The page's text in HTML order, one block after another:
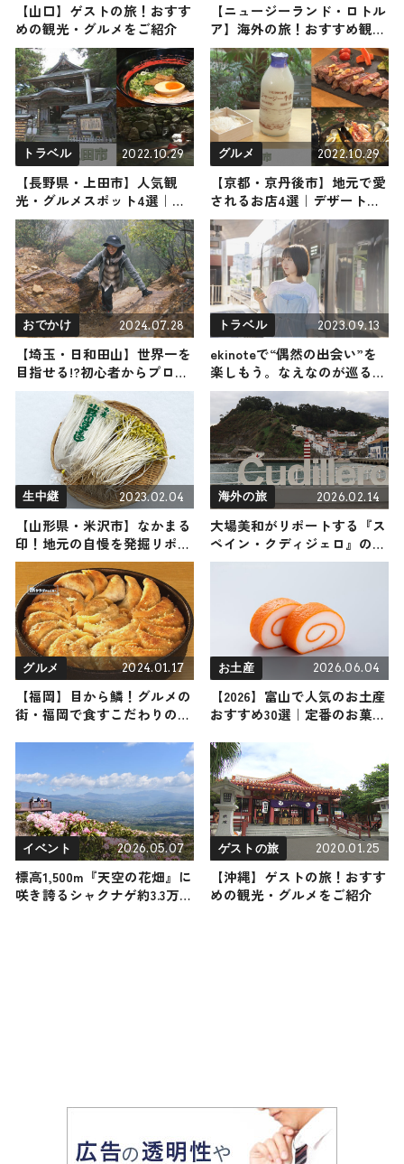
【山口】ゲストの旅！おすす
めの観光・グルメをご紹介
【ニュージーランド・ロトル
ア】海外の旅！おすすめ観光
スポットやグルメをリポート
2024年8月24日放送
トラベル 2022.10.29
【長野県・上田市】人気観
光・グルメスポット4選｜東
京へのアクセスも抜群！上田
市満喫プラン紹介
グルメ 2022.10.29
【京都・京丹後市】地元で愛
されるお店4選｜デザートか
らご褒美メニューまでご紹介
おでかけ 2024.07.28
【埼玉・日和田山】世界一を
目指せる!?初心者からプロま
で楽しめる絶景低山（登山で
頂きメシ！コラボ企画）
トラベル 2023.09.13
ekinoteで“偶然の出会い”を
楽しもう。なえなのが巡る広
島電鉄の旅
生中継 2023.02.04
【山形県・米沢市】なかまる
印！地元の自慢を発掘リポー
ト
海外の旅 2026.02.14
大場美和がリポートする『ス
ペイン・クディジェロ』の
旅！おすすめ観光スポットや
グルメ 2024.01.17
【福岡】目から鱗！グルメの
街・福岡で食すこだわりの逸
お土産 2026.06.04
【2026】富山で人気のお土産
おすすめ30選｜定番のお菓子
土産・雑貨まで幅広く紹介
イベント 2026.05.07
標高1,500m『天空の花畑』に
咲き誇るシャクナゲ約3.3万
ゲストの旅 2020.01.25
【沖縄】ゲストの旅！おすす
めの観光・グルメをご紹介